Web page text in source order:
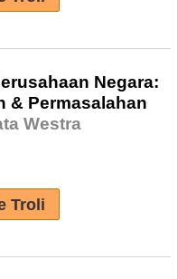
Negara:
& Permasalahan
Westra